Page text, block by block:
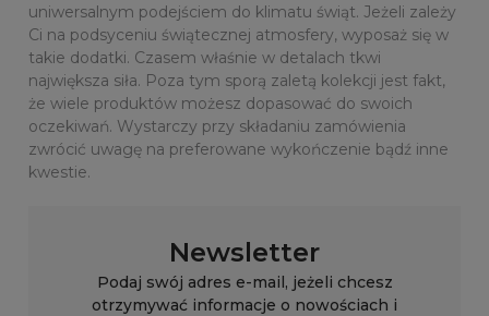
uniwersalnym podejściem do klimatu świąt. Jeżeli zależy
Ci na podsyceniu świątecznej atmosfery, wyposaż się w
takie dodatki. Czasem właśnie w detalach tkwi
największa siła. Poza tym sporą zaletą kolekcji jest fakt,
że wiele produktów możesz dopasować do swoich
oczekiwań. Wystarczy przy składaniu zamówienia
zwrócić uwagę na preferowane wykończenie bądź inne
kwestie.
Newsletter
Podaj swój adres e-mail, jeżeli chcesz
otrzymywać informacje o nowościach i